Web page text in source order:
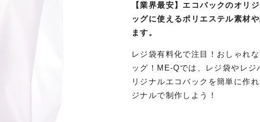
【業界最安】エコバックのオリ
ッグに使えるポリエステル素材
ます。
レジ袋有料化で注目！おしゃれ
ッグ！ME-Qでは、レジ袋やレ
リジナルエコバックを簡単に作
ジナルで制作しよう！